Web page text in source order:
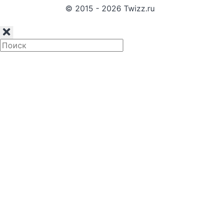
© 2015 - 2026 Twizz.ru